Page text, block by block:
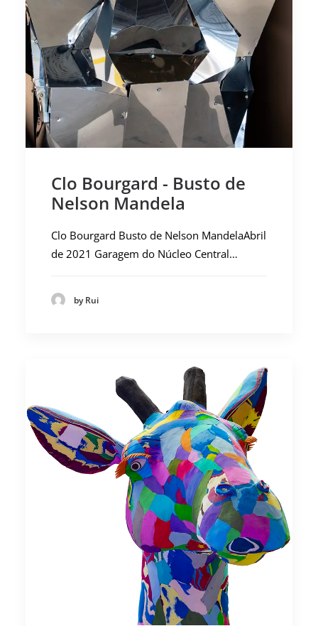
Clo Bourgard - Busto de
Nelson Mandela
Clo Bourgard Busto de Nelson MandelaAbril
de 2021 Garagem do Núcleo Central…
by Rui